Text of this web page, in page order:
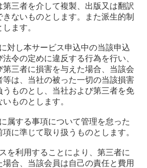
三者を介して複製、出版又は翻訳
ないものとします。また派生的制
ます。
対し本サービス申込中の当該申込
令の定めに違反する行為を行い、
第三者に損害を与えた場合、当該会
等は、当社の被った一切の当該損害
うものとし、当社および第三者を免
ものとします。
属する事項について管理を怠った
に準じて取り扱うものとします。
を利用することにより、第三者に
合、当該会員は自己の責任と費用